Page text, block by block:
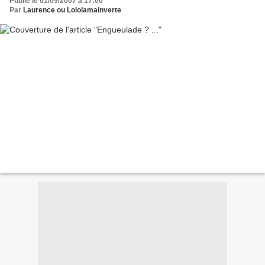
Par Laurence ou Lololamainverte